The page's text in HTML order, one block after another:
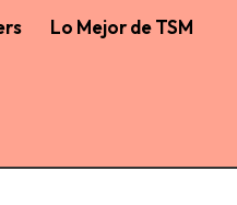
Lo Mejor de TSM